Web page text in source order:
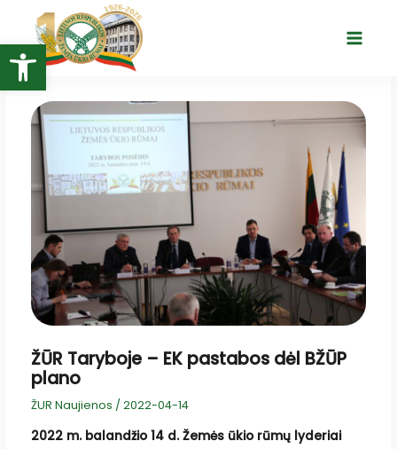
Open toolbar
turinio
Main
ŽŪR Taryboje – EK pastabos dėl BŽŪP
plano
ŽUR Naujienos / 2022-04-14
2022 m. balandžio 14 d. Žemės ūkio rūmų lyderiai